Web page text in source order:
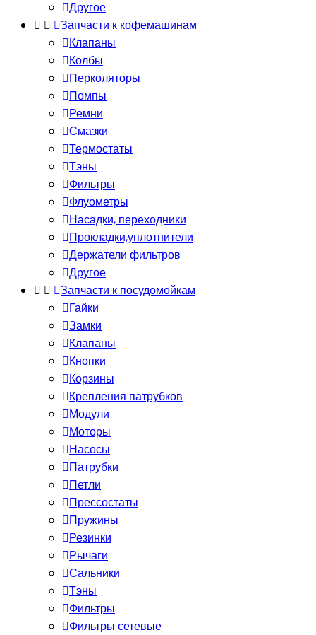
Другое
Запчасти к кофемашинам
Клапаны
Колбы
Перколяторы
Помпы
Ремни
Смазки
Термостаты
Тэны
Фильтры
Флуометры
Насадки, переходники
Прокладки,уплотнители
Держатели фильтров
Другое
Запчасти к посудомойкам
Гайки
Замки
Клапаны
Кнопки
Корзины
Крепления патрубков
Модули
Моторы
Насосы
Патрубки
Петли
Прессостаты
Пружины
Резинки
Рычаги
Сальники
Тэны
Фильтры
Фильтры сетевые